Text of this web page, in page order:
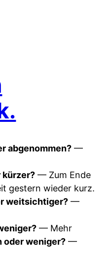
abgenommen? —
kürzer? — Zum Ende
gestern wieder kurz.
weitsichtiger? —
— Mehr
oder weniger? —